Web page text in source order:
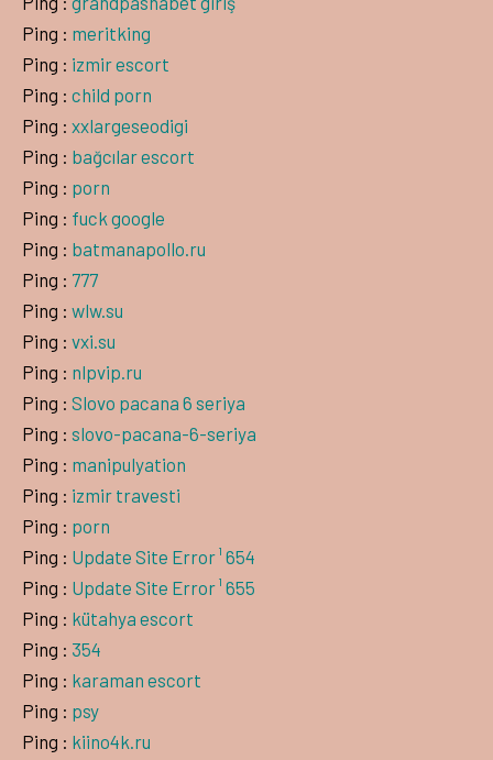
Ping : meritking
Ping : izmir escort
Ping : child porn
Ping : xxlargeseodigi
Ping : bağcılar escort
Ping : porn
Ping : fuck google
Ping : batmanapollo.ru
Ping : 777
Ping : wlw.su
Ping : vxi.su
Ping : nlpvip.ru
Ping : Slovo pacana 6 seriya
Ping : slovo-pacana-6-seriya
Ping : manipulyation
Ping : izmir travesti
Ping : porn
Ping : Update Site Error ¹ 654
Ping : Update Site Error ¹ 655
Ping : kütahya escort
Ping : 354
Ping : karaman escort
Ping : psy
Ping : kiino4k.ru